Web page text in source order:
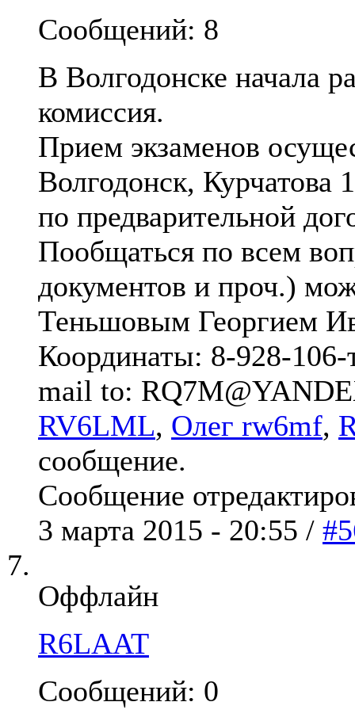
Сообщений: 8
В Волгодонске начала
комиссия.
Прием экзаменов
Волгодонск, Курчатова
по предварительной
Пообщаться по всем
документов и проч.)
Теньшовым Георгием
Координаты: 8-928-106-
mail to:
RV6LML, Олег rw6mf,
сообщение.
Сообщение
3 марта 2015 - 20:55 /
Оффлайн
R6LAAT
Сообщений: 0